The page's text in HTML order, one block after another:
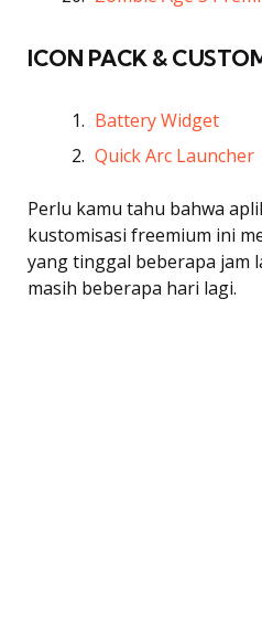
ICON PACK &
Battery Widget
Quick Arc Launcher
Perlu kamu tahu bahwa
kustomisasi freemium ini
yang tinggal beberapa jam
masih beberapa hari lagi.